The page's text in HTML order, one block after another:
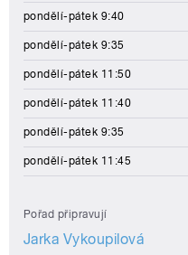
pondělí-pátek 9:40
pondělí-pátek 9:35
pondělí-pátek 11:50
pondělí-pátek 11:40
pondělí-pátek 9:35
pondělí-pátek 11:45
Pořad připravují
Jarka Vykoupilová